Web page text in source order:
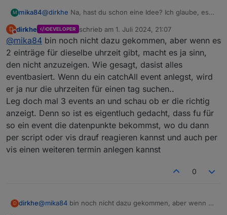
M mika84@dirkhe Na, hast du schon eine Idee? Ich glaube, es
"einfacher/normaler" Termin am gleichen Tag wie ein
Serientermin existiert.
D
Nicht stören
dirkhe DEVELOPER schrieb am 1. Juli 2024, 21:07
zuletzt editiert von
@mika84 bin noch nicht dazu gekommen, aber wenn es
2 einträge für dieselbe uhrzeit gibt, macht es ja sinn,
den nicht anzuzeigen. Wie gesagt, dasist alles
eventbasiert. Wenn du ein catchAll event anlegst, wird
er ja nur die uhrzeiten für einen tag suchen..
Leg doch mal 3 events an und schau ob er die richtig
anzeigt. Denn so ist es eigentluch gedacht, dass fu für
so ein event die datenpunkte bekommst, wo du dann
per script oder vis drauf reagieren kannst und auch per
vis einen weiteren termin anlegen kannst
0
D dirkhe@mika84 bin noch nicht dazu gekommen, aber wenn es